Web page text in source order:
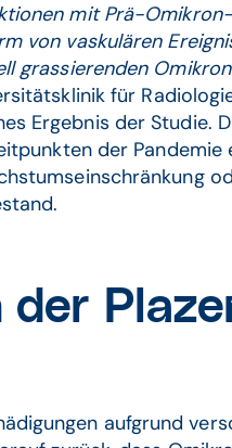
mit Prä-
von vaskulären
grassierenden
für
Ergebnis der Studie.
der Pandemie
der
aufgrund